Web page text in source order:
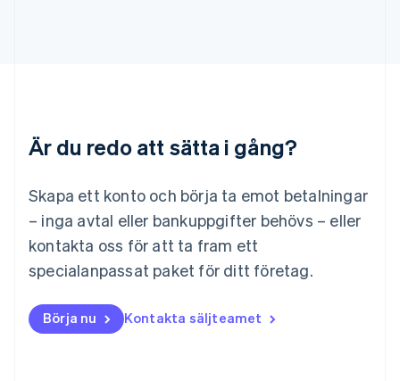
Är du redo att sätta i gång?
Skapa ett konto och börja ta emot betalningar
– inga avtal eller bankuppgifter behövs – eller
kontakta oss för att ta fram ett
specialanpassat paket för ditt företag.
Börja nu Kontakta säljteamet
Malaysia
English
Mexiko
Nederländerna
NederlandsEnglish
English
Nya Zeeland